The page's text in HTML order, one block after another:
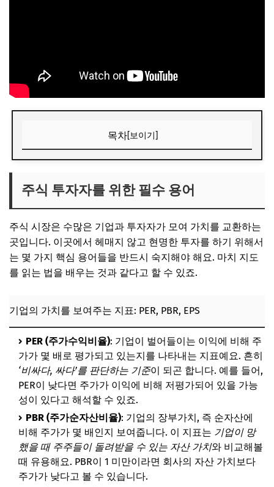
목차[보이기]
기업의 가치를 보여주는 지표: PER, PBR, EPS
수익과 시장의 흐름: 배당, 상하한가, 거래량
주식의 종류: 테마주, 대형주, 가치주
📌 지금 뜨는 꿀정보! 놓치지 마세요
추가할인 코드 WRVE6
대출과 관련된 필수 개념: LTV, DTI, DSR
땅의 가치를 결정하는 용어: 용적률, 건폐율, 역세권
투자 기법과 관련된 용어: 갭투자, 분양권, 입주권
추가할인 코드 WRVE6
투자의 큰 그림: 경제 및 재무 지표 용어
경제의 기본 엔진: 금리, 환율, 물가상승률
국가 경제의 성적표: GDP, 소비자물가지수(CPI)
주식 투자자를 위한 필수 용어
주식 시장은 수많은 기업과 투자자가 모여 가치를 교환하는
곳입니다. 이곳에서 헤매지 않고 현명한 투자를 하기 위해서
는 몇 가지 핵심 용어들을 반드시 숙지해야 해요. 마치 지도
를 읽는 법을 배우는 것과 같다고 할 수 있죠.
기업의 가치를 보여주는 지표: PER, PBR, EPS
PER (주가수익비율): 기업이 벌어들이는 이익에 비해 주
가가 몇 배로 평가되고 있는지를 나타내는 지표예요. 흔히
‘비싸다, 싸다’를 판단하는 기준이 되곤 합니다. 예를 들어,
PER이 낮다면 주가가 이익에 비해 저평가되어 있을 가능
성이 있다고 해석할 수 있죠.
PBR (주가순자산비율): 기업의 장부가치, 즉 순자산에
비해 주가가 몇 배인지 보여줍니다. 이 지표는 기업이 망
했을 때 주주들이 돌려받을 수 있는 자산 가치와 비교해볼
때 유용해요. PBR이 1 미만이라면 회사의 자산 가치보다
주가가 낮다고 볼 수 있습니다.